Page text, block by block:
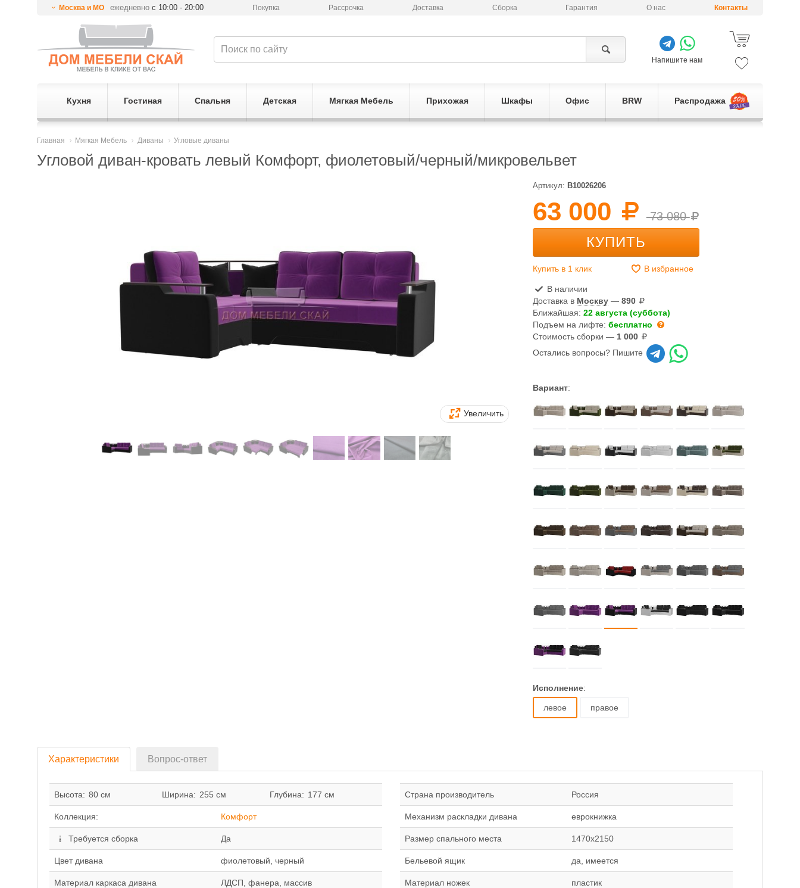
Москва и МО ежедневнос 10:00 - 20:00 Покупка Рассрочка Доставка Сборка Гарантия О нас Контакты
Напишите нам
Кухня Гостиная Спальня Детская Мягкая Мебель Прихожая Шкафы Офис BRW Распродажа
Главная Мягкая Мебель Диваны Угловые диваны
Угловой диван-кровать левый Комфорт, фиолетовый/черный/микровельвет
Увеличить
Артикул: B10026206
63 000 73 080
КУПИТЬ
Купить в 1 клик В избранное
В наличии
Доставка в Москву —890
Ближайшая:22 августа (суббота)
Подъем на лифте:бесплатно
Стоимость сборки — 1 000
Остались вопросы? Пишите
Вариант:
Исполнение:
левое правое
Характеристики Вопрос-ответ
Высота: 80 см Ширина: 255 см Глубина: 177 см
Коллекция: Комфорт
Требуется сборка Да
Цвет дивана фиолетовый, черный
Материал каркаса дивана ЛДСП, фанера, массив
Страна производитель Россия
Механизм раскладки дивана еврокнижка
Размер спального места 1470x2150
Бельевой ящик да, имеется
Материал ножек пластик